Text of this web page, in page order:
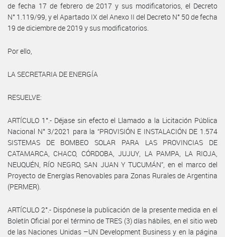
de fecha 17 de febrero de 2017 y sus modificatorios, el Decreto
N° 1.119/99, y el Apartado IX del Anexo II del Decreto N° 50 de fecha
19 de diciembre de 2019 y sus modificatorios.
Por ello,
LA SECRETARIA DE ENERGÍA
RESUELVE:
ARTÍCULO 1°.- Déjase sin efecto el Llamado a la Licitación Pública
Nacional N° 3/2021 para la “PROVISIÓN E INSTALACIÓN DE 1.574
SISTEMAS DE BOMBEO SOLAR PARA LAS PROVINCIAS DE
CATAMARCA, CHACO, CÓRDOBA, JUJUY, LA PAMPA, LA RIOJA,
NEUQUÉN, RÍO NEGRO, SAN JUAN Y TUCUMÁN”, en el marco del
Proyecto de Energías Renovables para Zonas Rurales de Argentina
(PERMER).
ARTÍCULO 2°.- Dispónese la publicación de la presente medida en el
Boletín Oficial por el término de TRES (3) días hábiles, en el sitio web
de las Naciones Unidas –UN Development Business y en la página